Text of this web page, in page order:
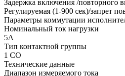
Задержка включения /повторного
Регулируемая (1-900 сек)/запрет
Параметры коммутации
Номинальный ток нагрузки
5А
Тип контактной группы
1 СO
Технические данные
Диапазон измеряемого тока